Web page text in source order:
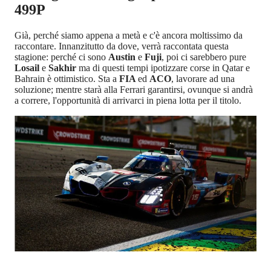
499P
Già, perché siamo appena a metà e c'è ancora moltissimo da
raccontare. Innanzitutto da dove, verrà raccontata questa
stagione: perché ci sono Austin e Fuji, poi ci sarebbero pure
Losail e Sakhir ma di questi tempi ipotizzare corse in Qatar e
Bahrain è ottimistico. Sta a FIA ed ACO, lavorare ad una
soluzione; mentre starà alla Ferrari garantirsi, ovunque si andrà
a correre, l'opportunità di arrivarci in piena lotta per il titolo.